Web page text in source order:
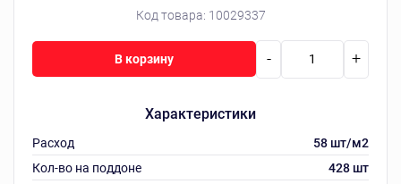
Код товара: 10029337
Характеристики
Расход
58 шт/м2
Кол-во на поддоне
428 шт
- +
В корзину